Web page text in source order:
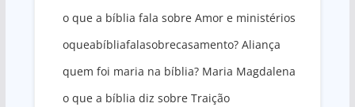
o que a bíblia fala sobre Amor e ministérios
oqueabíbliafalasobrecasamento? Aliança
quem foi maria na bíblia? Maria Magdalena
o que a bíblia diz sobre Traição